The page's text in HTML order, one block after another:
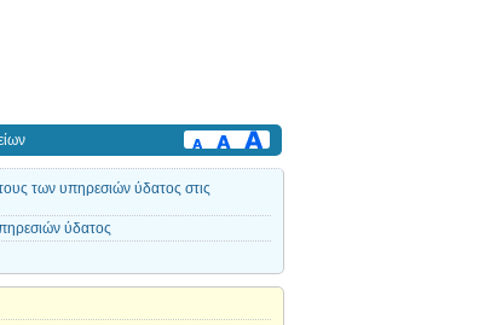
των υπηρεσιών ύδατος στις
ύδατος